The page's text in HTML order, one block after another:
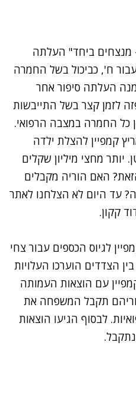
מנצחים ביחד" העלתה
ח', כביכול בשל החמרה
העלתה סיפור אחר
לזמן קצר בשל התייבשות
כל החמרה במצבה הרפואי.
קמפיין להצלת ילדה
יותר מחצי מיליון שקלים
האם הוריה מקבלים
עד היום לא הצלחנו לאתר
קקון.
לגיוס הכספים עבור צחי
הצדדים הוערכו העלויות
עם הוצאות העמותה
58%, שלאחריהם תקבל המשפחה את
לבסוף הגיעו הוצאות